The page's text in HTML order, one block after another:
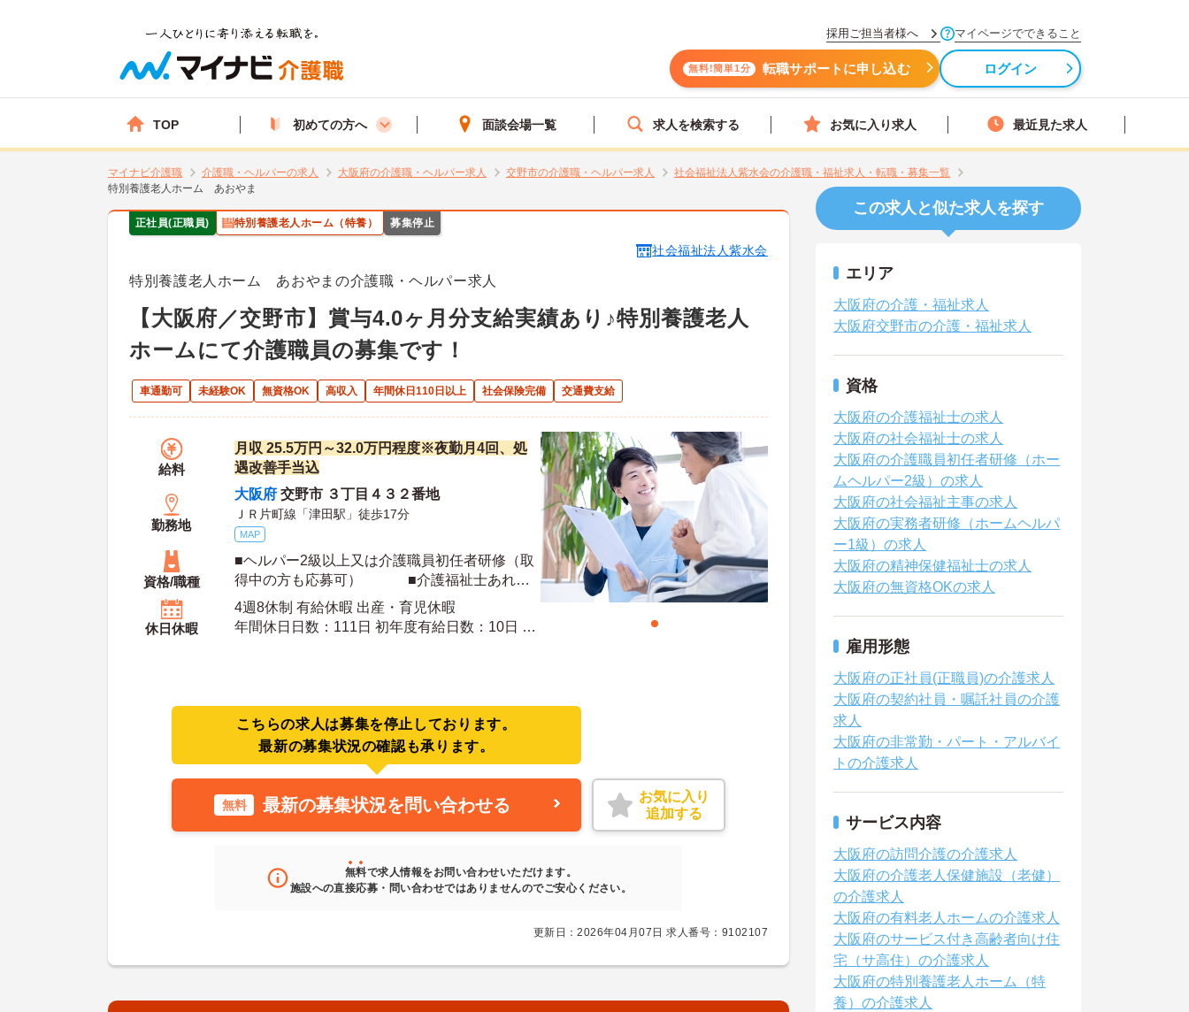
採用ご担当者様へ マイページでできること
無料!簡単1分 転職サポートに申し込む ログイン
TOP 初めての方へ 面談会場一覧 求人を検索する お気に入り求人 最近見た求人
マイナビ介護職 介護職・ヘルパーの求人 大阪府の介護職・ヘルパー求人 交野市の介護職・ヘルパー求人
社会福祉法人紫水会の介護職・福祉求人・転職・募集一覧
特別養護老人ホーム あおやま
正社員(正職員) 特別養護老人ホーム（特養） 募集停止
社会福祉法人紫水会
特別養護老人ホーム あおやまの介護職・ヘルパー求人
【大阪府／交野市】賞与4.0ヶ月分支給実績あり♪特別養護老人
ホームにて介護職員の募集です！
車通勤可 未経験OK 無資格OK 高収入 年間休日110日以上 社会保険完備 交通費支給
給料
月収 25.5万円～32.0万円程度※夜勤月4回、処
遇改善手当込
勤務地
大阪府 交野市 ３丁目４３２番地
ＪＲ片町線「津田駅」徒歩17分
MAP
資格/職種
■ヘルパー2級以上又は介護職員初任者研修（取
得中の方も応募可） ■介護福祉士あれば
尚良し ■経験者優遇（未経験者応募可）
休日休暇
4週8休制 有給休暇 出産・育児休暇
年間休日日数：111日 初年度有給日数：10日 最
こちらの求人は募集を停止しております。
最新の募集状況の確認も承ります。
無料 最新の募集状況を問い合わせる
お気に入り
追加する
無料で求人情報をお問い合わせいただけます。
施設への直接応募・問い合わせではありませんのでご安心ください。
更新日：2026年04月07日 求人番号：9102107
この求人と似た求人を探す
エリア
大阪府の介護・福祉求人
大阪府交野市の介護・福祉求人
資格
大阪府の介護福祉士の求人
大阪府の社会福祉士の求人
大阪府の介護職員初任者研修（ホー
ムヘルパー2級）の求人
大阪府の社会福祉主事の求人
大阪府の実務者研修（ホームヘルパ
ー1級）の求人
大阪府の精神保健福祉士の求人
大阪府の無資格OKの求人
雇用形態
大阪府の正社員(正職員)の介護求人
大阪府の契約社員・嘱託社員の介護
求人
大阪府の非常勤・パート・アルバイ
トの介護求人
サービス内容
大阪府の訪問介護の介護求人
大阪府の介護老人保健施設（老健）
の介護求人
大阪府の有料老人ホームの介護求人
大阪府のサービス付き高齢者向け住
宅（サ高住）の介護求人
大阪府の特別養護老人ホーム（特
養）の介護求人